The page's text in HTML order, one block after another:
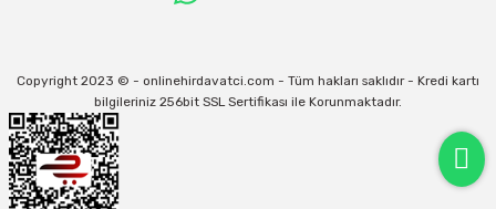
Copyright 2023 © - onlinehirdavatci.com - Tüm hakları saklıdır - Kredi kartı
bilgileriniz 256bit SSL Sertifikası ile Korunmaktadır.